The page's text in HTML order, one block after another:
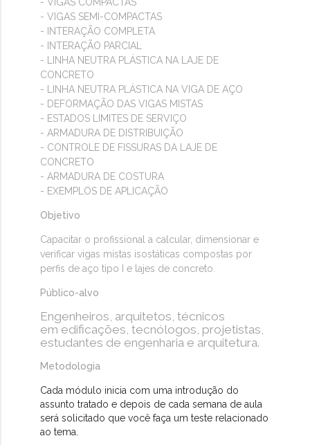
- VIGAS SEMI-COMPACTAS
- INTERAÇÃO COMPLETA
- INTERAÇÃO PARCIAL
- LINHA NEUTRA PLÁSTICA NA LAJE DE
CONCRETO
- LINHA NEUTRA PLÁSTICA NA VIGA DE AÇO
- DEFORMAÇÃO DAS VIGAS MISTAS
- ESTADOS LIMITES DE SERVIÇO
- ARMADURA DE DISTRIBUIÇÃO
- CONTROLE DE FISSURAS DA LAJE DE
CONCRETO
- ARMADURA DE COSTURA
- EXEMPLOS DE APLICAÇÃO
Objetivo
Capacitar o profissional a calcular, dimensionar e
verificar vigas mistas isostáticas compostas por
perfis de aço tipo I e lajes de concreto.
Público-alvo
Engenheiros, arquitetos, técnicos
em edificações, tecnólogos, projetistas,
estudantes de engenharia e arquitetura.
Metodologia
Cada módulo inicia com uma introdução do
assunto tratado e depois de cada semana de aula
será solicitado que você faça um teste relacionado
ao tema.